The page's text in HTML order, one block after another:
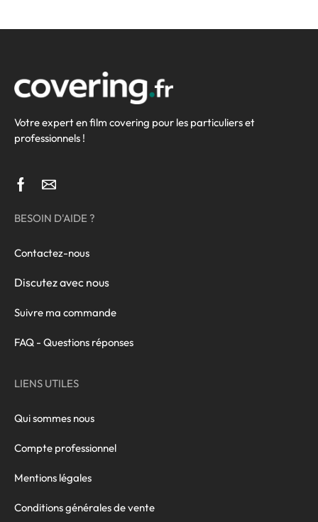
Votre expert en film covering pour les particuliers et
professionnels !
BESOIN D'AIDE ?
Contactez-nous
Discutez avec nous
Suivre ma commande
FAQ - Questions réponses
LIENS UTILES
Qui sommes nous
Compte professionnel
Mentions légales
Conditions générales de vente